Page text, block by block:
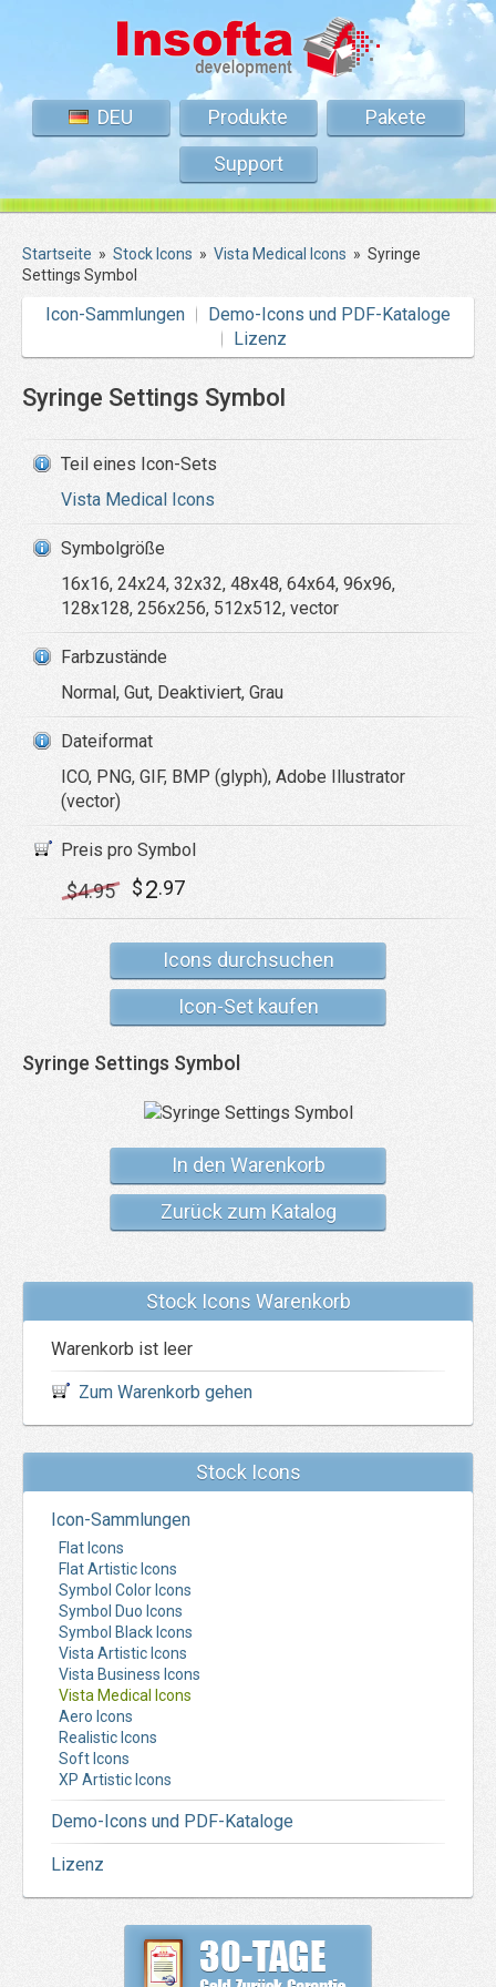
DEU Produkte
Pakete
Support
Startseite » Stock Icons » Vista Medical Icons » Syringe
Settings Symbol
Icon-Sammlungen
Demo-Icons und PDF-Kataloge
Lizenz
Syringe Settings Symbol
Teil eines Icon-Sets
Vista Medical Icons
Symbolgröße
16x16, 24x24, 32x32, 48x48, 64x64, 96x96,
128x128, 256x256, 512x512, vector
Farbzustände
Normal, Gut, Deaktiviert, Grau
Dateiformat
ICO, PNG, GIF, BMP (glyph), Adobe Illustrator
(vector)
Preis pro Symbol
$4.95 $2.97
Icons durchsuchen
Icon-Set kaufen
Syringe Settings Symbol
In den Warenkorb
Zurück zum Katalog
Stock Icons Warenkorb
Warenkorb ist leer
Zum Warenkorb gehen
Stock Icons
Icon-Sammlungen
Flat Icons
Flat Artistic Icons
Symbol Color Icons
Symbol Duo Icons
Symbol Black Icons
Vista Artistic Icons
Vista Business Icons
Vista Medical Icons
Aero Icons
Realistic Icons
Soft Icons
XP Artistic Icons
Demo-Icons und PDF-Kataloge
Lizenz